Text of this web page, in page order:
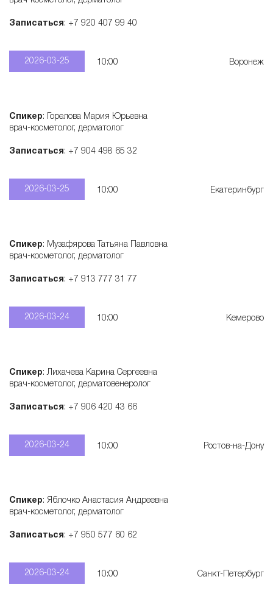
Записаться: +7 920 407 99 40
2026-03-25 10:00 Воронеж
Спикер: Горелова Мария Юрьевна
врач-косметолог, дерматолог
Записаться: +7 904 498 65 32
2026-03-25 10:00 Екатеринбург
Спикер: Музафярова Татьяна Павловна
врач-косметолог, дерматолог
Записаться: +7 913 777 31 77
2026-03-24 10:00 Кемерово
Спикер: Лихачева Карина Сергеевна
врач-косметолог, дерматовенеролог
Записаться: +7 906 420 43 66
2026-03-24 10:00 Ростов-на-Дону
Спикер: Яблочко Анастасия Андреевна
врач-косметолог, дерматолог
Записаться: +7 950 577 60 62
2026-03-24 10:00 Санкт-Петербург